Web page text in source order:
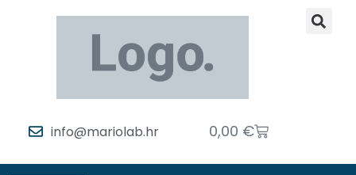
info@mariolab.hr 0,00 €